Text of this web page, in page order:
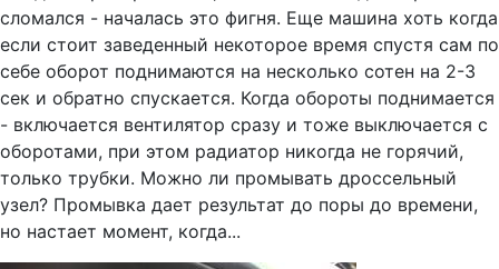
сломался - началась это фигня. Еще машина хоть когда
если стоит заведенный некоторое время спустя сам по
себе оборот поднимаются на несколько сотен на 2-3
сек и обратно спускается. Когда обороты поднимается
- включается вентилятор сразу и тоже выключается с
оборотами, при этом радиатор никогда не горячий,
только трубки. Можно ли промывать дроссельный
узел? Промывка дает результат до поры до времени,
но настает момент, когда...